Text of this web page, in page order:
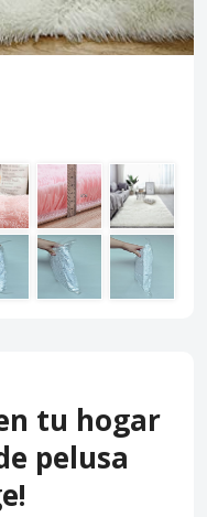
tu hogar
pelusa